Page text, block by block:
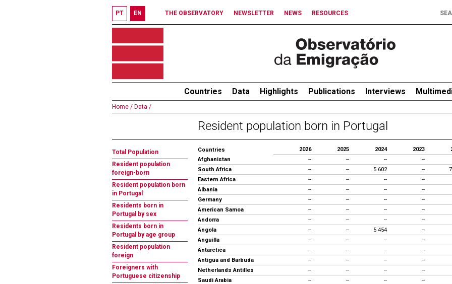
PT EN THE OBSERVATORY NEWSLETTER NEWS RESOURCES
Countries Data Highlights Publications Interviews
Home / Data /
Resident population born in Portugal
Total Population
Resident population
foreign-born
Resident population born
in Portugal
Residents born in
Portugal by sex
Residents born in
Portugal by age group
Resident population
foreign
Foreigners with
Portuguese citizenship
Countries 2026 2025 2024 2023
Afghanistan
-- -- -- --
South Africa
-- -- 5 602 --
Eastern Africa
-- -- -- --
Albania
-- -- -- --
Germany
-- -- -- --
American Samoa
-- -- -- --
Andorra
-- -- -- --
Angola
-- -- 5 454 --
Anguilla
-- -- -- --
Antarctica
-- -- -- --
Antigua and Barbuda
-- -- -- --
Netherlands Antilles
-- -- -- --
Saudi Arabia
-- -- -- --